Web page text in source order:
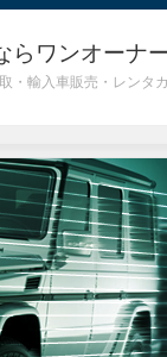
らワンオーナ
輸入車販売・レンタ